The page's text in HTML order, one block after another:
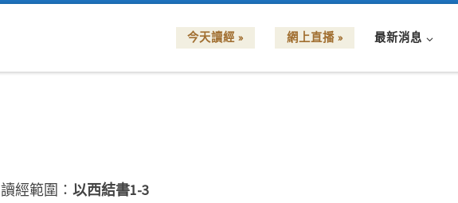
今天讀經 » 網上直播 » 最新消息
讀經範圍： 以西結書1-3